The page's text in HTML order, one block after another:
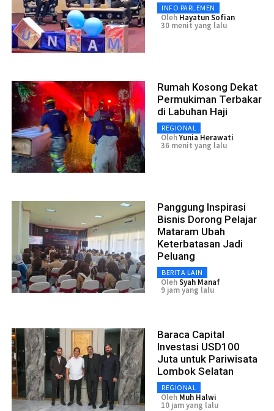
INFO PARLEMEN
Oleh Hayatun Sofian
30 menit yang lalu
Rumah Kosong Dekat
Permukiman Terbakar
di Labuhan Haji
REGIONAL
OlehYunia Herawati
36 menit yang lalu
Panggung Inspirasi
Bisnis Dorong Pelajar
Mataram Ubah
Keterbatasan Jadi
Peluang
BERITA LAIN
OlehSyah Manaf
9 jam yang lalu
Baraca Capital
Investasi USD100
Juta untuk Pariwisata
Lombok Selatan
REGIONAL
Oleh Muh Halwi
10 jam yang lalu